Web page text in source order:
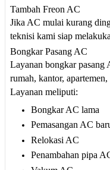
Tambah Freon AC
Jika AC mulai kurang
teknisi kami siap
Bongkar Pasang AC
Layanan bongkar pasang
rumah, kantor,
Layanan meliputi:
Bongkar AC lama
Pemasangan AC
Relokasi AC
Penambahan pipa